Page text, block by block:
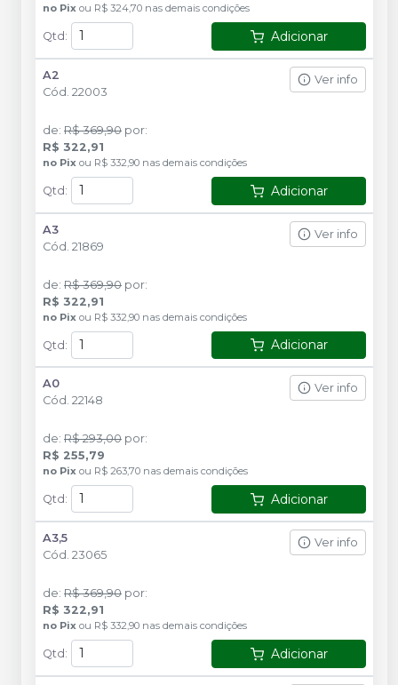
no Pix ou R$ 324,70 nas demais condições
Qtd : Adicionar
A2
Cód. 22003
Ver info
de: R$ 369,90 por:
R$ 322,91
no Pix ou R$ 332,90 nas demais condições
Qtd : Adicionar
A3
Cód. 21869
Ver info
de: R$ 369,90 por:
R$ 322,91
no Pix ou R$ 332,90 nas demais condições
Qtd: Adicionar
A0
Cód. 22148
Ver info
de: R$ 293,00 por:
R$ 255,79
no Pix ou R$ 263,70 nas demais condições
Qtd : Adicionar
A3,5
Cód. 23065
Ver info
de: R$ 369,90 por:
R$ 322,91
no Pix ou R$ 332,90 nas demais condições
Qtd : Adicionar